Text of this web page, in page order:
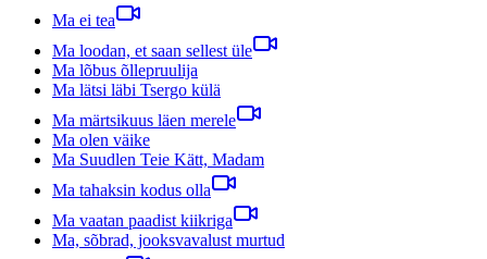
Ma ei tea
Ma loodan, et saan sellest üle
Ma lõbus õllepruulija
Ma lätsi läbi Tsergo külä
Ma märtsikuus läen merele
Ma olen väike
Ma Suudlen Teie Kätt, Madam
Ma tahaksin kodus olla
Ma vaatan paadist kiikriga
Ma, sõbrad, jooksvavalust murtud